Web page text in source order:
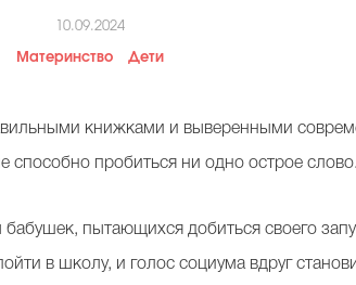
10.09.2024
Материнство Дети
книжками и выверенными
способно пробиться ни одно острое слово.
пытающихся добиться своего
в школу, и голос социума вдруг